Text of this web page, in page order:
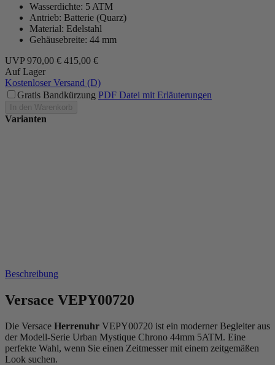
Wasserdichte: 5 ATM
Antrieb: Batterie (Quarz)
Material: Edelstahl
Gehäusebreite: 44 mm
UVP 970,00 € 415,00 €
Auf Lager
Kostenloser Versand (D)
Gratis Bandkürzung PDF Datei mit Erläuterungen
In den Warenkorb
Varianten
Beschreibung
Versace VEPY00720
Die Versace Herrenuhr VEPY00720 ist ein moderner Begleiter aus
der Modell-Serie Urban Mystique Chrono 44mm 5ATM. Eine
perfekte Wahl, wenn Sie einen Zeitmesser mit einem zeitgemäßen
Look suchen.